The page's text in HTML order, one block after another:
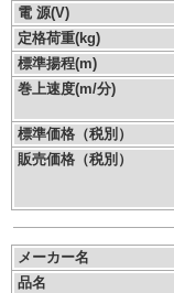
電 源(V)
定格荷重(kg)
標準揚程(m)
巻上速度(m/分)
標準価格（税別）
販売価格（税別）
メーカー名
品名